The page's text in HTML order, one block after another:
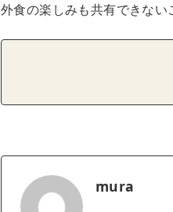
外食の楽しみも共有できな
mura